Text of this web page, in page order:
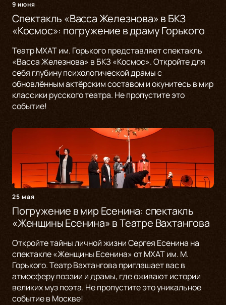
9 июня
Спектакль «Васса Железнова» в БКЗ
«Космос»: погружение в драму Горького
Театр МХАТ им. Горького представляет спектакль
«Васса Железнова» в БКЗ «Космос». Откройте для
себя глубину психологической драмы с
обновлённым актёрским составом и окунитесь в мир
классики русского театра. Не пропустите это
событие!
25 мая
Погружение в мир Есенина: спектакль
«Женщины Есенина» в Театре Вахтангова
Откройте тайны личной жизни Сергея Есенина на
спектакле «Женщины Есенина» от МХАТ им. М.
Горького. Театр Вахтангова приглашает вас в
атмосферу поэзии и драмы, где оживают истории
великих муз поэта. Не пропустите это уникальное
событие в Москве!